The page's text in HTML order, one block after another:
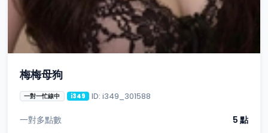
梅梅母狗
一對一忙線中 i349 ID: i349_301588
一對多點數
5 點